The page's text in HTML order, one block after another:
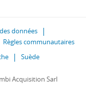
données
Règles communautaires
Suède
Acquisition Sarl